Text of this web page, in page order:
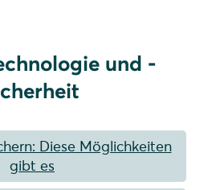
und -
Diese Möglichkeiten
gibt es